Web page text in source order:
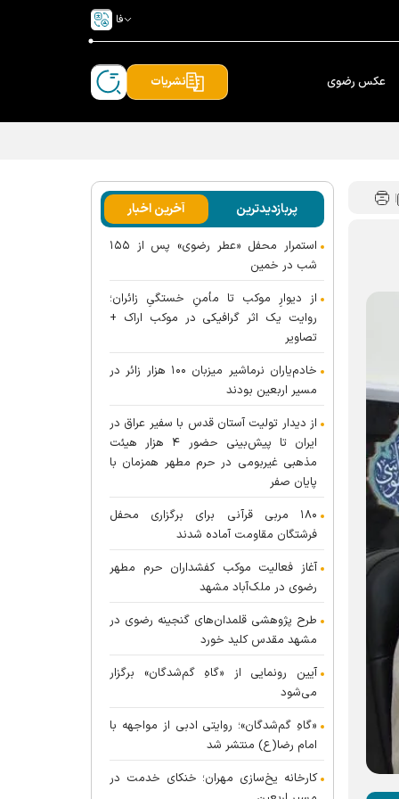
فا
عکس رضوی نشریات
پربازدیدترین آخرین اخبار
استمرار محفل «عطر رضوی» پس از ۱۵۵
شب در خمین
از دیوارِ موکب تا مأمنِ خستگیِ زائران؛
روایت یک اثر گرافیکی در موکب اراک +
تصاویر
خادم‌یاران نرماشیر میزبان ۱۰۰ هزار زائر در
مسیر اربعین بودند
از دیدار تولیت آستان قدس با سفیر عراق در
ایران تا پیش‌بینی حضور ۴ هزار هیئت
مذهبی غیربومی در حرم مطهر همزمان با
پایان صفر
۱۸۰ مربی قرآنی برای برگزاری محفل
فرشتگان مقاومت آماده شدند
آغاز فعالیت موکب کفشداران حرم مطهر
رضوی در ملک‌آباد مشهد
طرح پژوهشی قلمدان‌های گنجینه رضوی در
مشهد مقدس کلید خورد
آیین رونمایی از «گاهِ گم‌شدگان» برگزار
می‌شود
«گاهِ گم‌شدگان»؛ روایتی ادبی از مواجهه با
امام رضا(ع) منتشر شد
کارخانه یخ‌سازی مهران؛ خنکای خدمت در